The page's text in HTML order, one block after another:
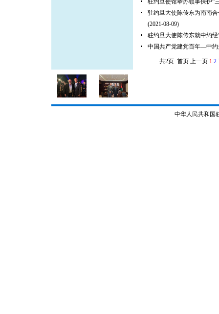
驻约旦使馆举办领事保护“
驻约旦大使陈传东为南南
(2021-08-09)
驻约旦大使陈传东就中约
中国共产党建党百年—中
共2页 首页 上一页 1 2
中华人民共和国